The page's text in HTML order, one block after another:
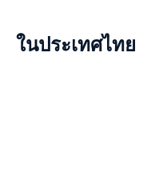
ในประเทศไทย